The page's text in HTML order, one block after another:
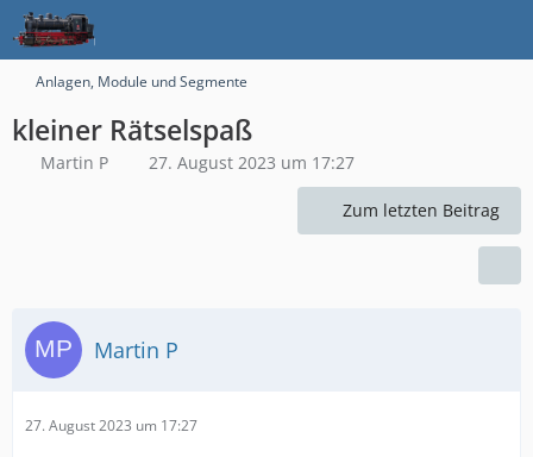
Anlagen, Module und Segmente
kleiner Rätselspaß
Martin P 27. August 2023 um 17:27
Zum letzten Beitrag
Martin P
27. August 2023 um 17:27